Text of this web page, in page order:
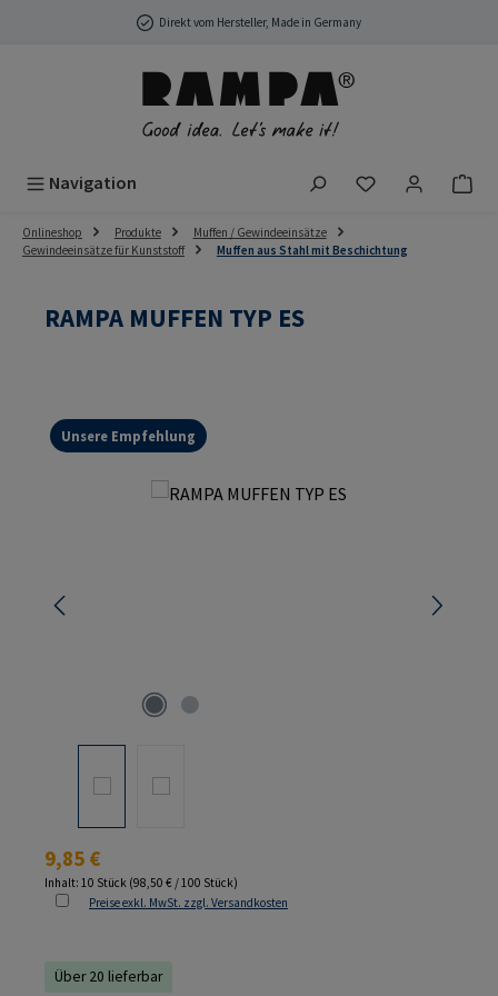
Zum Hauptinhalt springenDirekt vom Hersteller, Made in Germany
Navigation Du hast 0
Onlineshop Produkte
Muffen / Gewindeeinsätze
Gewindeeinsätze für Kunststoff
Muffen aus Stahl mit Beschichtung
RAMPA MUFFEN TYP ES
Unsere Empfehlung
Bildergalerie überspringen
Regulärer Preis:
9,85 €
Inhalt: 10 Stück (98,50 € / 100 Stück)
Preise exkl. MwSt. zzgl. Versandkosten
Über 20 lieferbar